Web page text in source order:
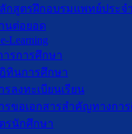
กสูตรฝึกอบรมแพทย์ประจ
นต่อยอด
Learning
ารการศึกษา
ทินการศึกษา
รลงทะเบียนเรียน
รขอเอกสารสำคัญทางกา
รนักศึกษา